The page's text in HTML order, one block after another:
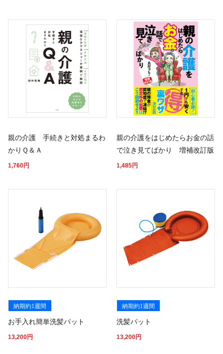
親の介護 手続きと対処まるわ
かりＱ＆Ａ
1,760円
親の介護をはじめたらお金の話
で泣き見てばかり 増補改訂版
1,485円
納期約1週間
お手入れ簡単洗髪パット
13,200円
納期約1週間
洗髪パット
13,200円